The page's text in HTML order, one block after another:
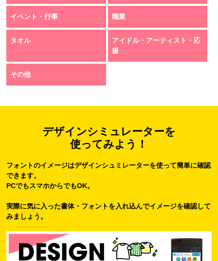
イベント・行事 職業
タオル
アイドル・アーティスト・応
援
その他
デザインシミュレーターを
使ってみよう！
フォントのイメージはデザインシュミレーターを使って簡単に確認
できます。
PCでもスマホからでもOK。
実際に気に入った書体・フォントを入れ込んでイメージを確認して
みましょう。